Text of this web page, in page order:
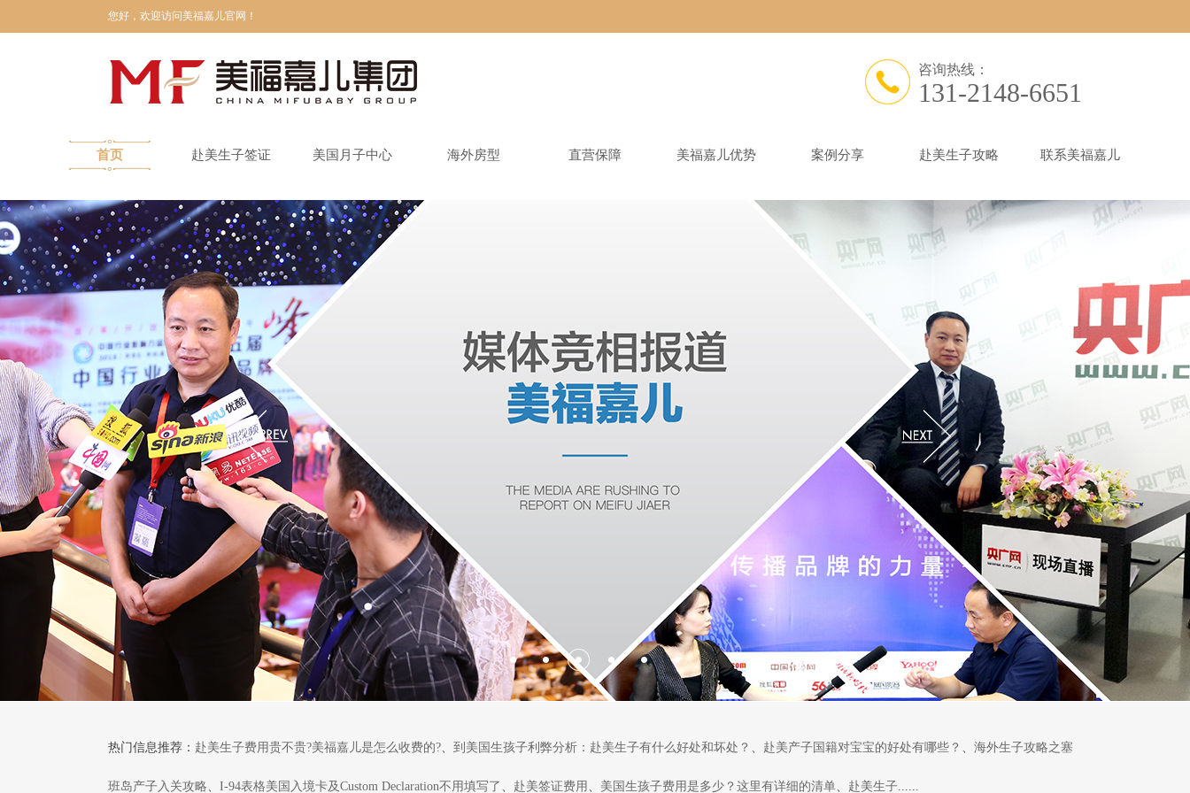
您好，欢迎访问美福嘉儿官网！
咨询热线：
131-2148-6651
首页 赴美生子签证 美国月子中心 海外房型 直营保障 美福嘉儿优势 案例分享 赴美生子攻略 联系美福嘉儿
热门信息推荐： 赴美生子费用贵不贵?美福嘉儿是怎么收费的?、 到美国生孩子利弊分析：赴美生子有什么好处和坏处？ 、 赴美产子国籍对宝宝的好处有哪些？ 、 海外生子攻略之塞
班岛产子入关攻略、 I-94表格美国入境卡及Custom Declaration不用填写了 、 赴美签证费用 、 美国生孩子费用是多少？这里有详细的清单、 赴美生子......